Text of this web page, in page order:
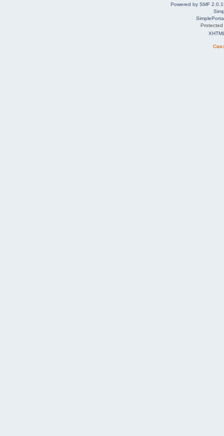
Powered by SMF